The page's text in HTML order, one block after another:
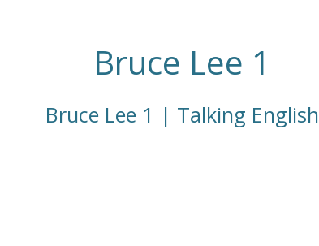
Bruce Lee 1
Bruce Lee 1 | Talking English